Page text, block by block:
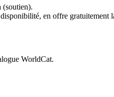
(soutien).
en offre gratuitement
WorldCat.